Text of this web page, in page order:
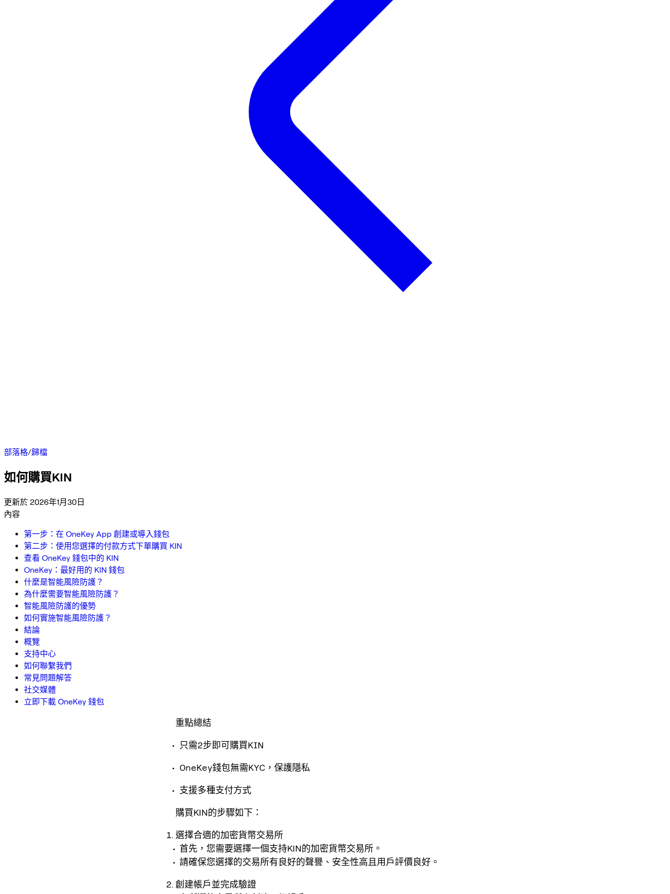
部落格/歸檔
如何購買KIN
更新於 2026年1月30日
內容
第一步：在 OneKey App 創建或導入錢包
第二步：使用您選擇的付款方式下單購買 KIN
查看 OneKey 錢包中的 KIN
OneKey：最好用的 KIN 錢包
什麼是智能風險防護？
為什麼需要智能風險防護？
智能風險防護的優勢
如何實施智能風險防護？
結論
概覽
支持中心
如何聯繫我們
常見問題解答
社交媒體
立即下載 OneKey 錢包
重點總結
只需2步即可購買KIN
OneKey錢包無需KYC，保護隱私
支援多種支付方式
購買KIN的步驟如下：
選擇合適的加密貨幣交易所
首先，您需要選擇一個支持KIN的加密貨幣交易所。
請確保您選擇的交易所有良好的聲譽、安全性高且用戶評價良好。
創建帳戶並完成驗證